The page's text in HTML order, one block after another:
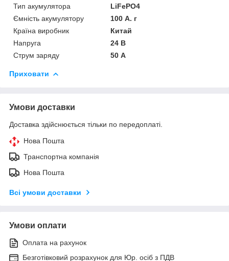
Тип акумулятора
LiFePO4
Ємність акумулятору
100 А. г
Країна виробник
Китай
Напруга
24 В
Струм заряду
50 А
Приховати
Умови доставки
Доставка здійснюється тільки по передоплаті.
Нова Пошта
Транспортна компанія
Нова Пошта
Всі умови доставки
Умови оплати
Оплата на рахунок
Безготівковий розрахунок для Юр. осіб з ПДВ